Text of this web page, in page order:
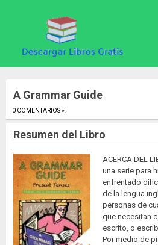
A Grammar Guide
0 COMENTARIOS ».
Resumen del Libro
ACERCA DEL
una serie para
enfrentado
de la lengua
personas de
que necesitan
escrito, o
Por medio de